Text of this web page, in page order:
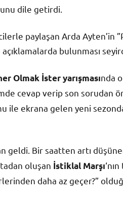
dile getirdi.
paylaşan Arda Ayten’in
bulunması
Olmak İster yarışmasında
cevap verip son sorudan
ile ekrana gelen yeni
geldi. Bir saatten artı
oluşan İstiklal Marşı
daha az geçer?”